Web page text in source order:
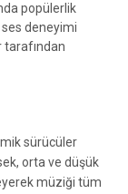
popülerlik
deneyimi
tarafından
sürücüler
orta ve düşük
müziği tüm